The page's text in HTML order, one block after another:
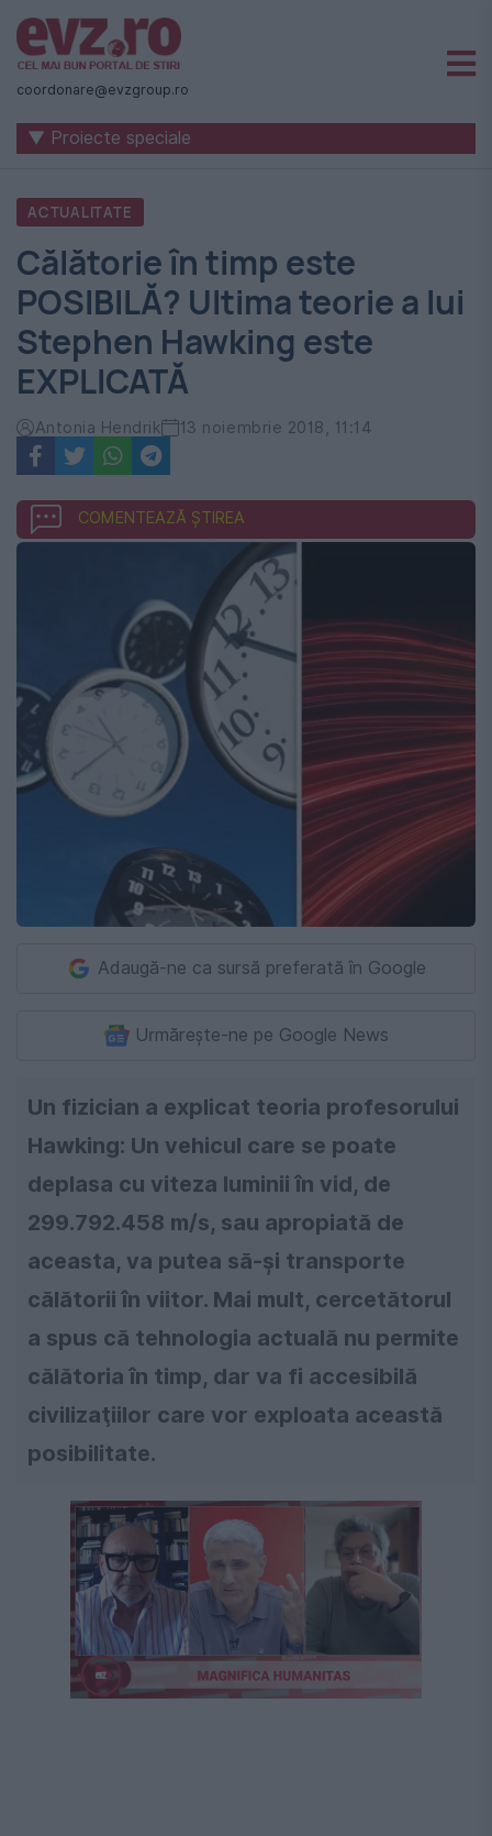
Știri
naționale
internaționale
România
-
Evenimentul
Zilei
coordonare@evzgroup.ro
▼ Proiecte speciale
ACTUALITATE
Călătorie în timp este
POSIBILĂ? Ultima teorie a lui
Stephen Hawking este
EXPLICATĂ
Antonia Hendrik 13 noiembrie 2018, 11:14
COMENTEAZĂ ȘTIREA
Adaugă-ne ca sursă preferată în Google
Urmărește-ne pe Google News
Un fizician a explicat teoria profesorului
Hawking: Un vehicul care se poate
deplasa cu viteza luminii în vid, de
299.792.458 m/s, sau apropiată de
aceasta, va putea să-şi transporte
călătorii în viitor. Mai mult, cercetătorul
a spus că tehnologia actuală nu permite
călătoria în timp, dar va fi accesibilă
civilizaţiilor care vor exploata această
posibilitate.